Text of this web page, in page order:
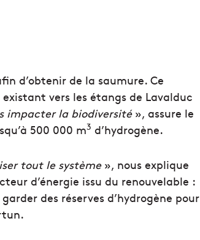
d’obtenir de la saumure. Ce
vers les étangs de Lavalduc
impacter la biodiversité», assure le
500 000 m3 d’hydrogène.
tout le système», nous explique
d’énergie issu du renouvelable :
des réserves d’hydrogène pour